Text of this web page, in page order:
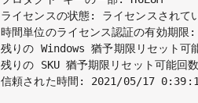
ライセンスの状態: ライセンスされて
時間単位のライセンス認証の有効期
残りの Windows 猶予期限リセット
残りの SKU 猶予期限リセット可能回
信頼された時間: 2021/05/17